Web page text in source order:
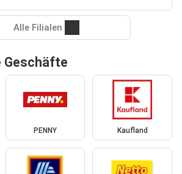
Alle Filialen
Geschäfte
PENNY Kaufland